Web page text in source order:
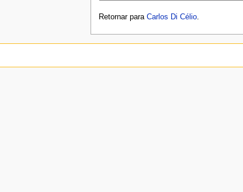
Retornar para Carlos Di Célio.